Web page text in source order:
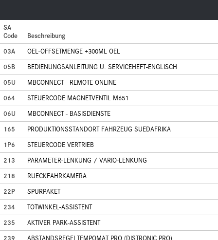
SA-
Code
Beschreibung
03A
OEL-OFFSETMENGE +300ML OEL
05B
BEDIENUNGSANLEITUNG U. SERVICEHEFT-ENGLISCH
05U
MBCONNECT - REMOTE ONLINE
064
STEUERCODE MAGNETVENTIL M651
06U
MBCONNECT - BASISDIENSTE
165
PRODUKTIONSSTANDORT FAHRZEUG SUEDAFRIKA
1P6
STEUERCODE VERTRIEB
213
PARAMETER-LENKUNG / VARIO-LENKUNG
218
RUECKFAHRKAMERA
22P
SPURPAKET
234
TOTWINKEL-ASSISTENT
235
AKTIVER PARK-ASSISTENT
239
ABSTANDSREGELTEMPOMAT PRO (DISTRONIC PRO)